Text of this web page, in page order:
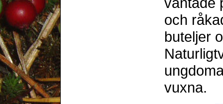
och
buteljer
vuxna.